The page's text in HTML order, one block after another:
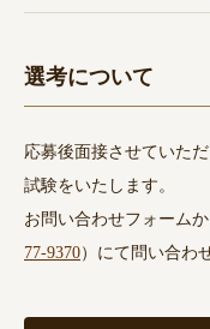
選考について
応募後面接させていた
試験をいたします。
お問い合わせフォーム
77-9370）にて問い合わ